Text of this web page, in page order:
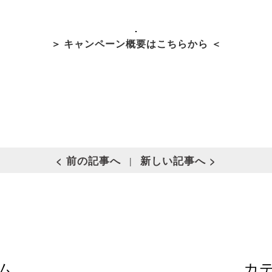
＞ キャンペーン概要はこちらから ＜
< 前の記事へ | 新しい記事へ >